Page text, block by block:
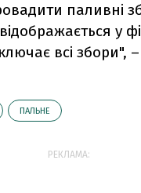
паливні
у
всі збори",
ПАЛЬНЕ
РЕКЛАМА: